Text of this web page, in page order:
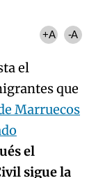
+A -A
el
que
Marruecos
el
sigue la